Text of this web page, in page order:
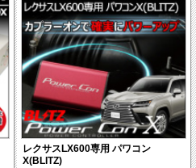
レクサスLX600専用 パワコン
X(BLITZ)